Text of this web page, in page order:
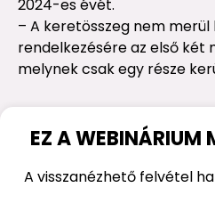
2024-es évét.
– A keretösszeg nem merül
rendelkezésére az első
melynek csak egy része
EZ A WEBINÁRIUM
A visszanézhető felvétel